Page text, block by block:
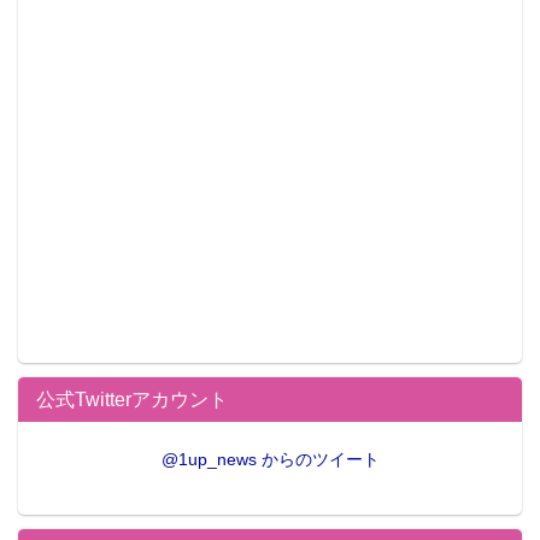
毎日19:30よりメンバーによるニコ生配信中！金曜はラ
イブ風景を30分間生放送！
http://u0u0.net/DLrh
公式Twitterアカウント
@1up_news からのツイート